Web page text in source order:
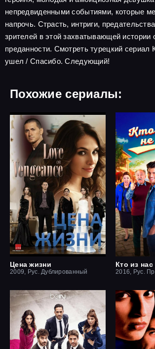
непредвиденными событиями, которые
напрочь. Страсть, интриги,
зрителей в этой захватывающей истории
преданности. Смотреть турецкий сериал
ушел / Спасибо. Следующий!
Похожие сериалы:
Цена жизни
2009, Рус. Дублированный 2016, Рус.